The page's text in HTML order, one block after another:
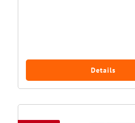
Details